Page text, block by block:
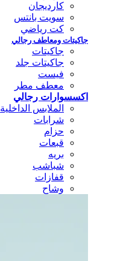
كارديجان
سويت بانتس
كت رياضي
جاكيتات ومعاطف رجالي
جاكيتات
جاكيتات جلد
فيست
معطف مطر
اكسسوارات رجالي
الملابس الداخلية
شرابات
حزام
قبعات
بريه
شباشب
قفازات
وشاح